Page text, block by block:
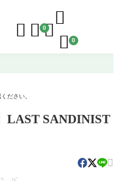
  0

 0
ださい。
LAST SANDINIST
